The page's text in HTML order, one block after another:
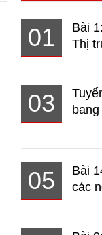
01
Bài
Thị
03
05
Bài
các